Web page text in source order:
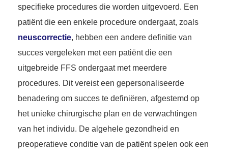
specifieke procedures die worden uitgevoerd. Een
patiënt die een enkele procedure ondergaat, zoals
neuscorrectie, hebben een andere definitie van
succes vergeleken met een patiënt die een
uitgebreide FFS ondergaat met meerdere
procedures. Dit vereist een gepersonaliseerde
benadering om succes te definiëren, afgestemd op
het unieke chirurgische plan en de verwachtingen
van het individu. De algehele gezondheid en
preoperatieve conditie van de patiënt spelen ook een